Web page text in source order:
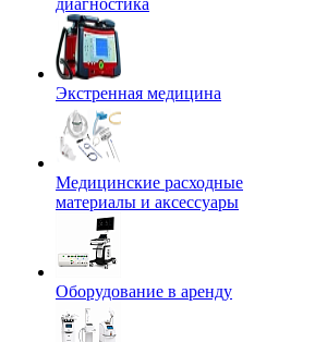
диагностика
Экстренная медицина
Медицинские расходные
материалы и аксессуары
Оборудование в аренду